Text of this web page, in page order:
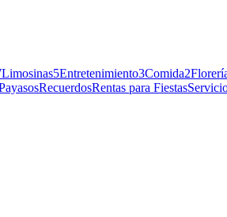
Limosinas5Entretenimiento3Comida2
RecuerdosRentas para Fiestas